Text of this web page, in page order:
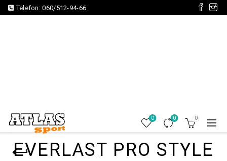
Telefon:060/512-94-66
0 0 0
EVERLAST PRO STYLE